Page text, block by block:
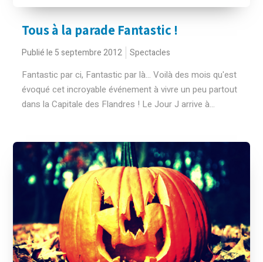
Tous à la parade Fantastic !
Publié le 5 septembre 2012 Spectacles
Fantastic par ci, Fantastic par là... Voilà des mois qu'est
évoqué cet incroyable événement à vivre un peu partout
dans la Capitale des Flandres ! Le Jour J arrive à...